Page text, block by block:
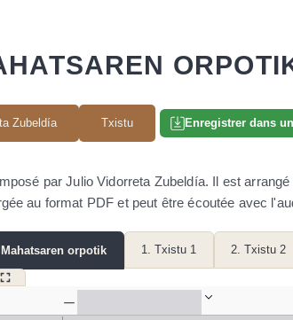
Zubeldía Txistu Enregistrer dans
par Julio Vidorreta Zubeldía. Il est
au format PDF et peut être écoutée avec
Mahatsaren orpotik 1. Txistu 1 2. Txistu 2